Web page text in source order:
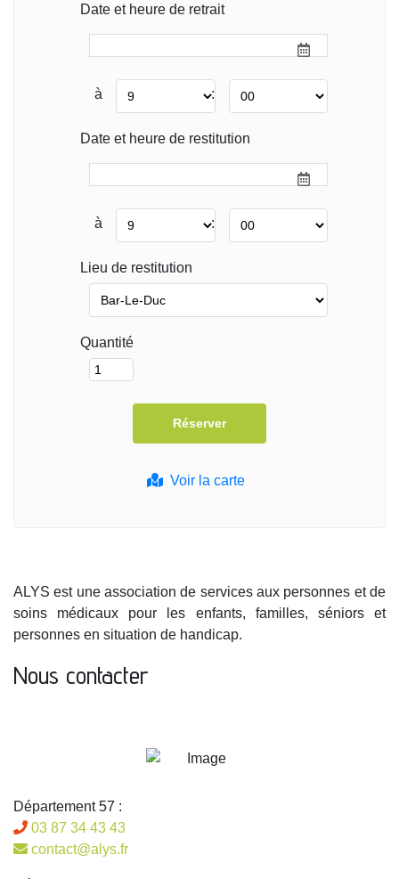
Voir la carte
Date et heure de retrait
à :
Date et heure de restitution
à :
Lieu de restitution
Quantité
ALYS est une association de services aux personnes et de
soins médicaux pour les enfants, familles, séniors et
personnes en situation de handicap.
Nous contacter
Département 57 :
03 87 34 43 43
contact@alys.fr